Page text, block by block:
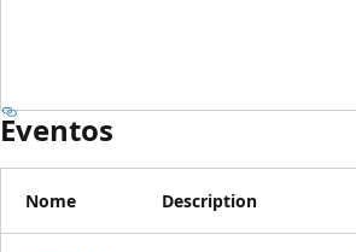
Eventos
Nome Description